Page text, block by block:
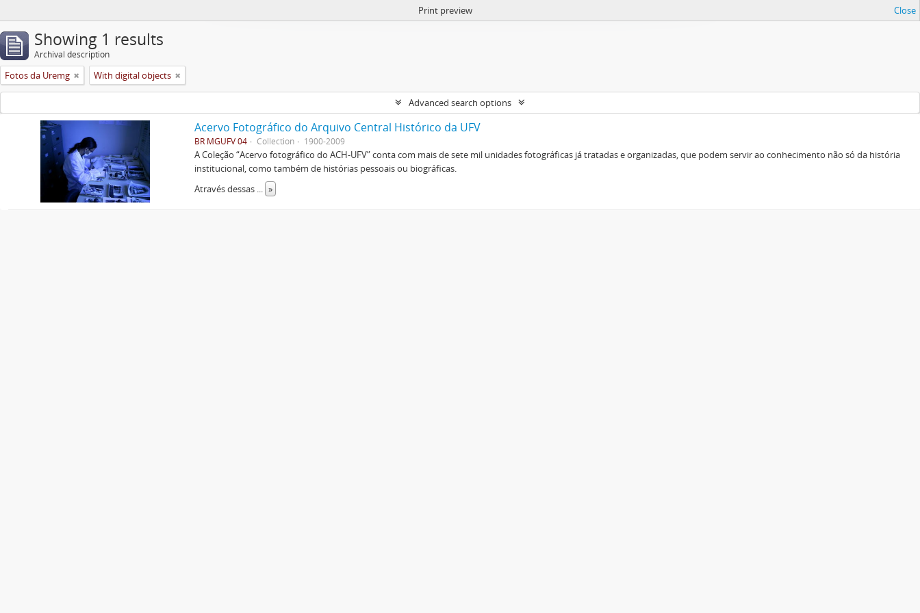
Print preview Close
Showing 1 results
Archival description
Fotos da Uremg With digital objects
Advanced search options
Acervo Fotográfico do Arquivo Central Histórico da UFV
BR MGUFV 04 Collection 1900-2009
A Coleção “Acervo fotográfico do ACH-UFV” conta com mais de sete mil unidades fotográficas já tratadas e organizadas, que podem servir ao conhecimento não só da história
institucional, como também de histórias pessoais ou biográficas.
Através dessas ... »